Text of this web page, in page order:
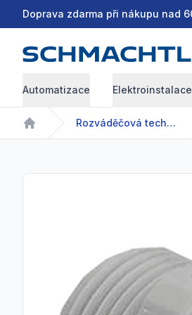
Doprava zdarma při nákupu nad
Automatizace Elektroinstalace
Home
Rozváděčová technika